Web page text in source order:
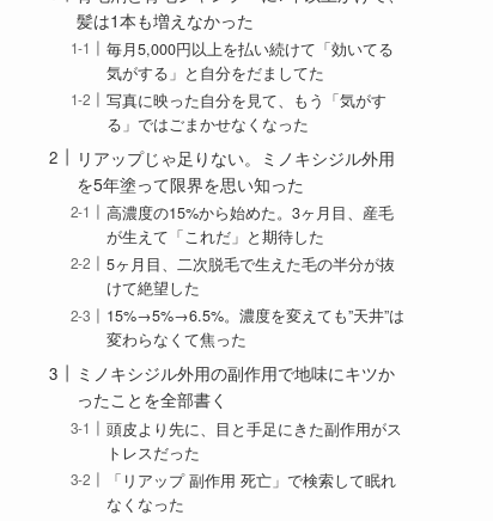
髪は1本も増えなかった
毎月5,000円以上を払い続けて「効いてる
気がする」と自分をだましてた
写真に映った自分を見て、もう「気がす
る」ではごまかせなくなった
リアップじゃ足りない。ミノキシジル外用
を5年塗って限界を思い知った
高濃度の15%から始めた。3ヶ月目、産毛
が生えて「これだ」と期待した
5ヶ月目、二次脱毛で生えた毛の半分が抜
けて絶望した
15%→5%→6.5%。濃度を変えても”天井”は
変わらなくて焦った
ミノキシジル外用の副作用で地味にキツか
ったことを全部書く
頭皮より先に、目と手足にきた副作用がス
トレスだった
「リアップ 副作用 死亡」で検索して眠れ
なくなった